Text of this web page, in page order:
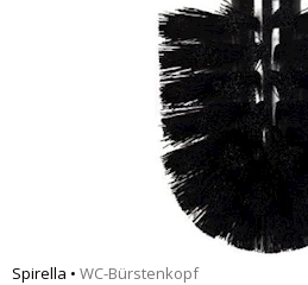
Spirella • WC-Bürstenkopf